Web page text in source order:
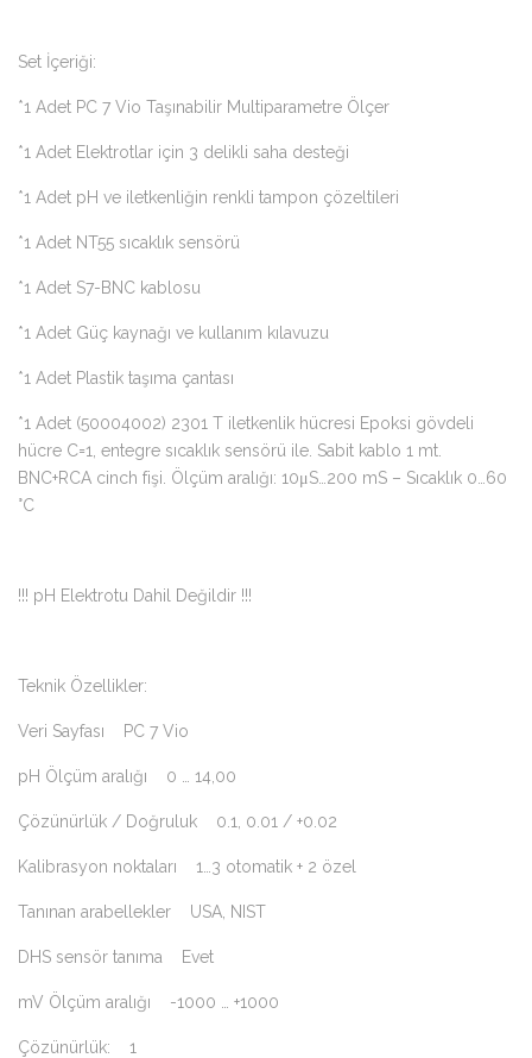
Set İçeriği:
*1 Adet PC 7 Vio Taşınabilir Multiparametre Ölçer
*1 Adet Elektrotlar için 3 delikli saha desteği
*1 Adet pH ve iletkenliğin renkli tampon çözeltileri
*1 Adet NT55 sıcaklık sensörü
*1 Adet S7-BNC kablosu
*1 Adet Güç kaynağı ve kullanım kılavuzu
*1 Adet Plastik taşıma çantası
*1 Adet (50004002) 2301 T iletkenlik hücresi Epoksi gövdeli
hücre C=1, entegre sıcaklık sensörü ile. Sabit kablo 1 mt.
BNC+RCA cinch fişi. Ölçüm aralığı: 10μS…200 mS – Sıcaklık 0…60
°C
!!! pH Elektrotu Dahil Değildir !!!
Teknik Özellikler:
Veri Sayfası PC 7 Vio
pH Ölçüm aralığı 0 … 14,00
Çözünürlük / Doğruluk 0.1, 0.01 / +0.02
Kalibrasyon noktaları 1…3 otomatik + 2 özel
Tanınan arabellekler USA, NIST
DHS sensör tanıma Evet
mV Ölçüm aralığı -1000 … +1000
Çözünürlük: 1